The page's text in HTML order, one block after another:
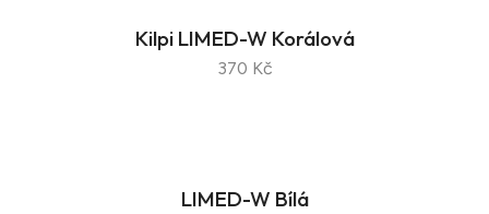
Kilpi LIMED-W Korálová
370 Kč
LIMED-W Bílá